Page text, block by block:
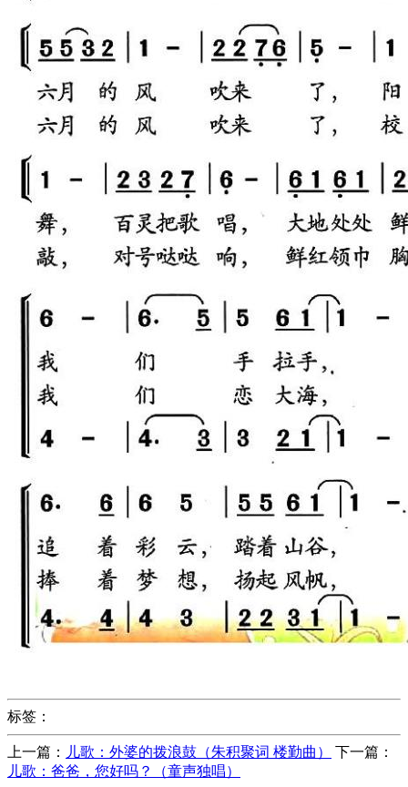
标签：
上一篇： 儿歌：外婆的拨浪鼓（朱积聚词 楼勤曲）
下一篇：
儿歌：爸爸，您好吗？（童声独唱）